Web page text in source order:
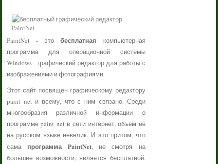
PaintNet - этобесплатная компьютерная
программа для операционной системы
Windows - графический редактор для работы с
изображениями и фотографиями.
Этот сайт посвящен графическому редактору
paint net и всему, что с ним связано. Среди
многообразия различной информации о
программе paint net в сети интернет, объем её
на русском языке невелик. И это притом, что
сама программа PaintNet, не смотря на
большие возможности, является бесплатной.